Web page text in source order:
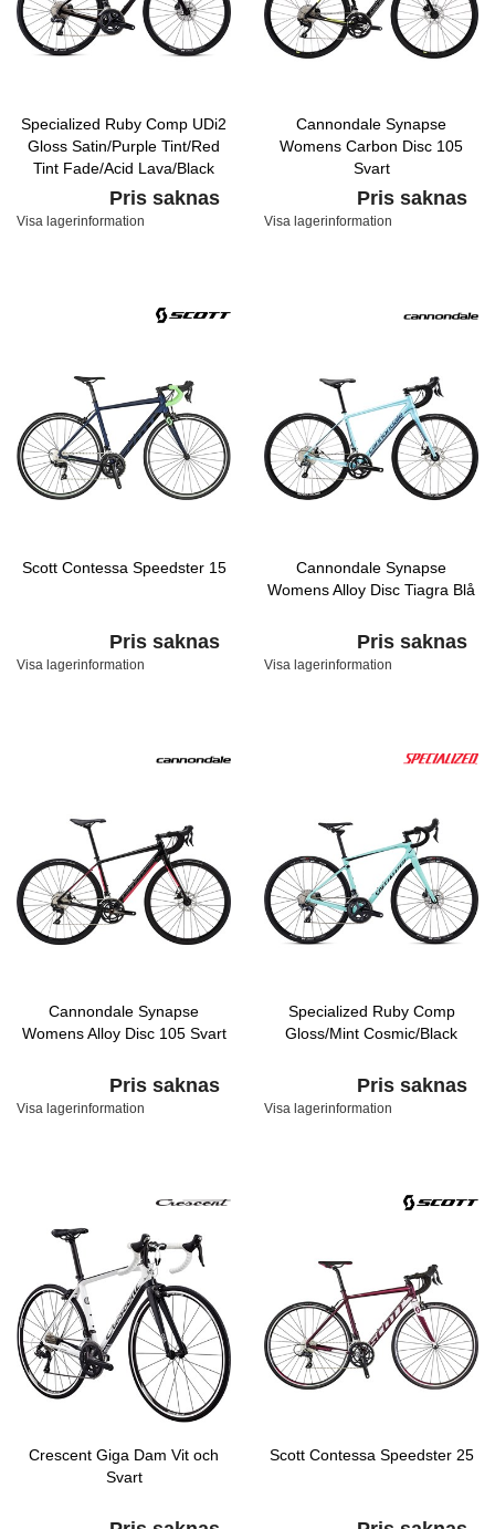
Specialized Ruby Comp UDi2
Gloss Satin/Purple Tint/Red
Tint Fade/Acid Lava/Black
Pris saknas
Visa lagerinformation
Cannondale Synapse
Womens Carbon Disc 105
Svart
Pris saknas
Visa lagerinformation
Scott Contessa Speedster 15
Pris saknas
Visa lagerinformation
Cannondale Synapse
Womens Alloy Disc Tiagra Blå
Pris saknas
Visa lagerinformation
Cannondale Synapse
Womens Alloy Disc 105 Svart
Pris saknas
Visa lagerinformation
Specialized Ruby Comp
Gloss/Mint Cosmic/Black
Pris saknas
Visa lagerinformation
Crescent Giga Dam Vit och
Svart
Scott Contessa Speedster 25